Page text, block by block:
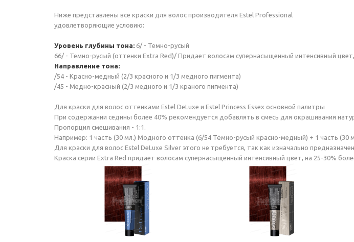
Ниже представлены все краски для волос производителя Estel Professional
удовлетворяющие условию:
Уровень глубины тона: 6/ - Темно-русый
66/ - Темно-русый (оттенки Extra Red)/ Придает волосам супернасыщенный интенсивный
Направление тона:
/54 - Красно-медный (2/3 красного и 1/3 медного пигмента)
/45 - Медно-красный (2/3 медного и 1/3 краного пигмента)
Для краски для волос оттенками Estel DeLuxe и Estel Princess Essex основной палитры
При содержании седины более 40% рекомендуется добавлять в смесь для окрашивания
Пропорция смешивания - 1:1.
Например: 1 часть (30 мл.) Модного оттенка (6/54 Тёмно-русый красно-медный) + 1 часть (30
Для краски для волос Estel DeLuxe Silver этого не требуется, так как изначально
Краска серии Extra Red придает волосам супернасыщенный интенсивный цвет, на 25-30%